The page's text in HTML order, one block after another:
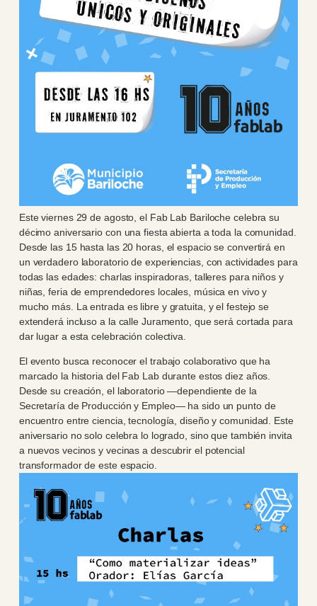
Este viernes 29 de agosto, el Fab Lab Bariloche celebra su
décimo aniversario con una fiesta abierta a toda la comunidad.
Desde las 15 hasta las 20 horas, el espacio se convertirá en
un verdadero laboratorio de experiencias, con actividades para
todas las edades: charlas inspiradoras, talleres para niños y
niñas, feria de emprendedores locales, música en vivo y
mucho más. La entrada es libre y gratuita, y el festejo se
extenderá incluso a la calle Juramento, que será cortada para
dar lugar a esta celebración colectiva.
El evento busca reconocer el trabajo colaborativo que ha
marcado la historia del Fab Lab durante estos diez años.
Desde su creación, el laboratorio —dependiente de la
Secretaría de Producción y Empleo— ha sido un punto de
encuentro entre ciencia, tecnología, diseño y comunidad. Este
aniversario no solo celebra lo logrado, sino que también invita
a nuevos vecinos y vecinas a descubrir el potencial
transformador de este espacio.